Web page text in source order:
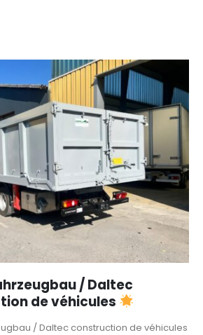
/ Daltec
de véhicules
/ Daltec construction de véhicules